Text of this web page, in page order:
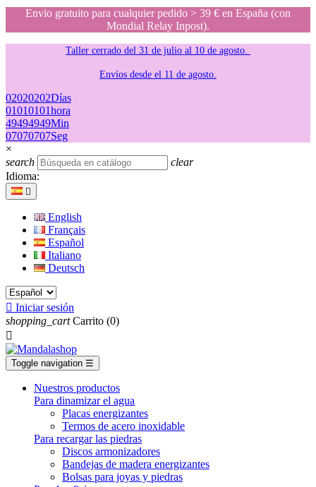
Envio gratuito para cualquier pedido > 39 € en España (con
Mondial Relay Inpost).
Taller cerrado del 31 de julio al 10 de agosto.
Envíos desde el 11 de agosto.
02020202Días
01010101hora
49494949Min
07070707Seg
×
search
clear
Idioma:

English
Français
Español
Italiano
Deutsch
 Iniciar sesión
shopping_cart Carrito (0)

Toggle navigation ☰
Nuestros productos
Para dinamizar el agua
Placas energizantes
Termos de acero inoxidable
Para recargar las piedras
Discos armonizadores
Bandejas de madera energizantes
Bolsas para joyas y piedras